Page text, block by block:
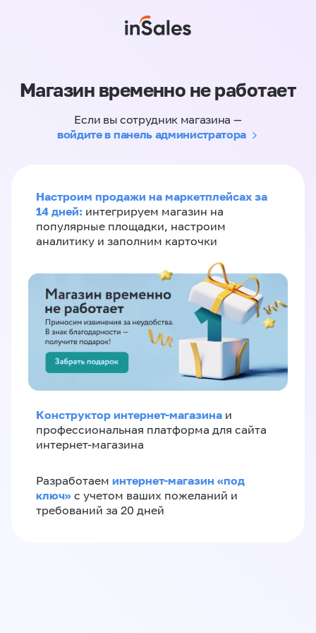
Магазин временно не работает
Если вы сотрудник магазина —
войдите в панель администратора
Настроим продажи на маркетплейсах за
14 дней: интегрируем магазин на
популярные площадки, настроим
аналитику и заполним карточки
Конструктор интернет-магазина и
профессиональная платформа для сайта
интернет-магазина
Разработаем интернет-магазин «‎под
ключ»‎ с учетом ваших пожеланий и
требований за 20 дней